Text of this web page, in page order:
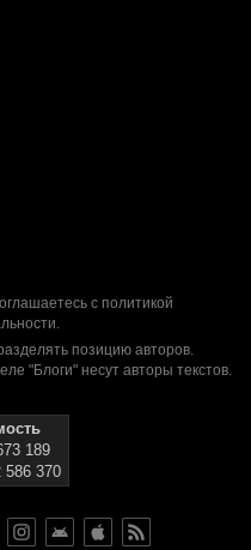
с политикой
.
позицию авторов.
"Блоги" несут авторы текстов.
189
586 370